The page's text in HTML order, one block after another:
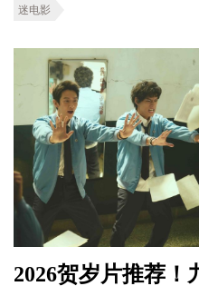
迷电影
2026贺岁片推荐！